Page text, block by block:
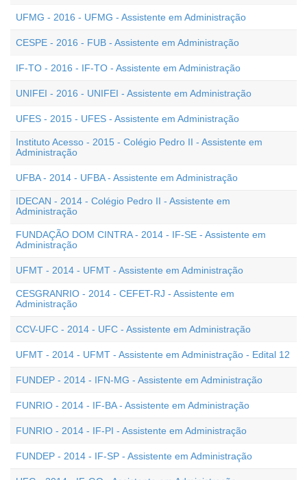
UFMG - 2016 - UFMG - Assistente em Administração
CESPE - 2016 - FUB - Assistente em Administração
IF-TO - 2016 - IF-TO - Assistente em Administração
UNIFEI - 2016 - UNIFEI - Assistente em Administração
UFES - 2015 - UFES - Assistente em Administração
Instituto Acesso - 2015 - Colégio Pedro II - Assistente em
Administração
UFBA - 2014 - UFBA - Assistente em Administração
IDECAN - 2014 - Colégio Pedro II - Assistente em
Administração
FUNDAÇÃO DOM CINTRA - 2014 - IF-SE - Assistente em
Administração
UFMT - 2014 - UFMT - Assistente em Administração
CESGRANRIO - 2014 - CEFET-RJ - Assistente em
Administração
CCV-UFC - 2014 - UFC - Assistente em Administração
UFMT - 2014 - UFMT - Assistente em Administração - Edital 12
FUNDEP - 2014 - IFN-MG - Assistente em Administração
FUNRIO - 2014 - IF-BA - Assistente em Administração
FUNRIO - 2014 - IF-PI - Assistente em Administração
FUNDEP - 2014 - IF-SP - Assistente em Administração